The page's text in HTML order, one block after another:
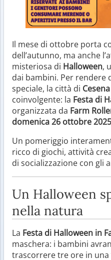
Il mese di ottobre porta
dell’autunno, ma anche
misteriosa di Halloween,
dai bambini. Per rendere
speciale, la città di Cesena
coinvolgente: la Festa di
organizzata da Farm
domenica 26 ottobre 2025
Un pomeriggio
ricco di giochi, attività
di socializzazione con gli
Un Halloween
nella natura
La Festa di Halloween in
maschera: i bambini
trascorrere tre ore in